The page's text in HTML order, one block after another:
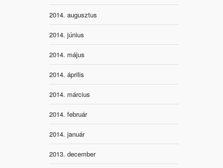
2014. augusztus
2014. június
2014. május
2014. április
2014. március
2014. február
2014. január
2013. december